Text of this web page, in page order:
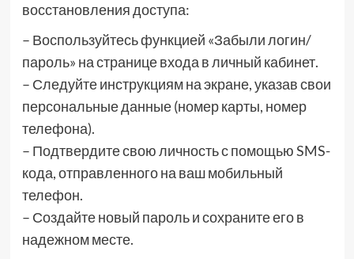
восстановления доступа:
– Воспользуйтесь функцией «Забыли логин/
пароль» на странице входа в личный кабинет.
– Следуйте инструкциям на экране, указав свои
персональные данные (номер карты, номер
телефона).
– Подтвердите свою личность с помощью SMS-
кода, отправленного на ваш мобильный
телефон.
– Создайте новый пароль и сохраните его в
надежном месте.